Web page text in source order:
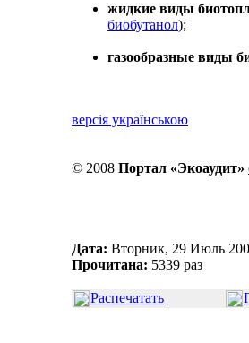
жидкие виды
биобутанол);
газообразные виды
версія українською
© 2008 Портал «Экоаудит»
Дата: Вторник, 29 Июль
Прочитана: 5339 раз
Распечатать